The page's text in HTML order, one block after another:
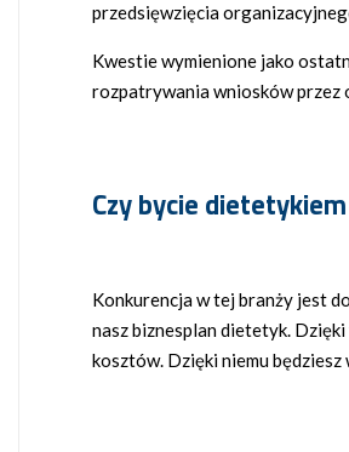
przedsięwzięcia
Kwestie wymienione jako
rozpatrywania wniosków przez
Czy bycie
Konkurencja w tej branży jest
nasz biznesplan dietetyk.
kosztów. Dzięki niemu będziesz